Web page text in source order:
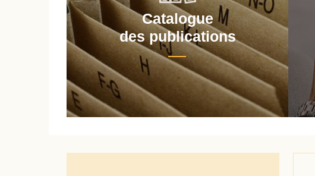
Catalogue
des publications